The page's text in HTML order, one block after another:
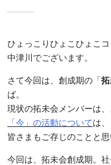
ひょっこりひょこひょこコ
中津川でございます。
さて今回は、創成期の「拓
ば。
現状の拓未会メンバーは
「今」の活動については、
皆さまもご存じのことと思
今回は、拓未会創成期。